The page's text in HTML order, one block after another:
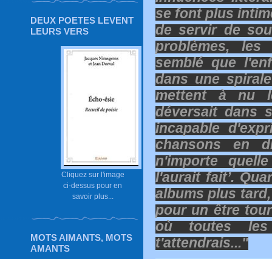
DEUX POETES LEVENT
LEURS VERS
Cliquez sur l'image
ci-dessus pour en
savoir plus...
MOTS AIMANTS, MOTS
AMANTS
se font plus
de servir de
problèmes, les
semblé que
dans une
mettent à nu
déversait dans
incapable
chansons en
n'importe
l'aurait fait’.
albums plus
pour un être
où toutes
t'attendrais..."